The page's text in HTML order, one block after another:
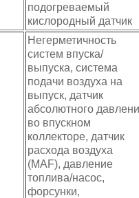
подогреваемый
кислородный датчик
Негерметичность
систем впуска/
выпуска, система
подачи воздуха на
выпуск, датчик
абсолютного
во впускном
коллекторе, датчик
расхода воздуха
(MAF), давление
топлива/насос,
форсунки,